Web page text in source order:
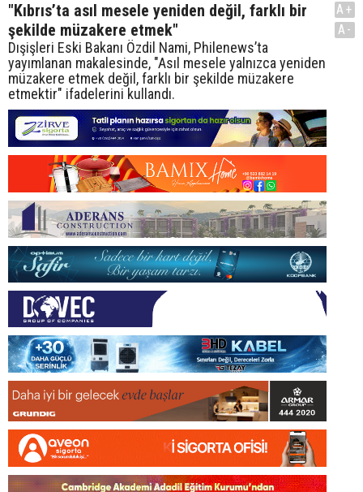
"Kıbrıs’ta asıl mesele yeniden değil, farklı bir
şekilde müzakere etmek"
Dışişleri Eski Bakanı Özdil Nami, Philenews’ta
yayımlanan makalesinde, "Asıl mesele yalnızca yeniden
müzakere etmek değil, farklı bir şekilde müzakere
etmektir" ifadelerini kullandı.
A+
A-